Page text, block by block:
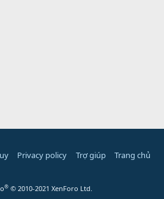
Privacy policy Trợ giúp Trang chủ
® © 2010-2021 XenForo Ltd.